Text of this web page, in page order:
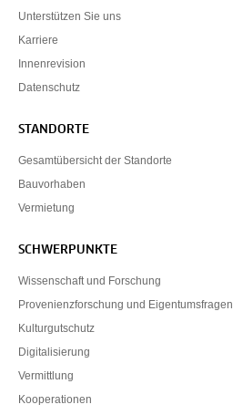
Unterstützen Sie uns
Karriere
Innenrevision
Datenschutz
STANDORTE
Gesamtübersicht der Standorte
Bauvorhaben
Vermietung
SCHWERPUNKTE
Wissenschaft und Forschung
Provenienzforschung und Eigentumsfragen
Kulturgutschutz
Digitalisierung
Vermittlung
Kooperationen